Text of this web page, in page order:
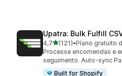
Upatra: Bulk Fulfill
4,7de 5 estrelas
(121)
121 total de avaliações
•Plano gratuito
Processe encomendas e
seguimento. Auto-sync
Built for Shopify